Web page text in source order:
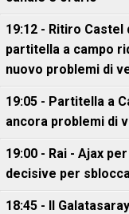
19:12 - Ritiro Castel
partitella a campo
nuovo problemi di
19:05 - Partitella a
ancora problemi di
19:00 - Rai - Ajax
decisive per
18:45 - Il